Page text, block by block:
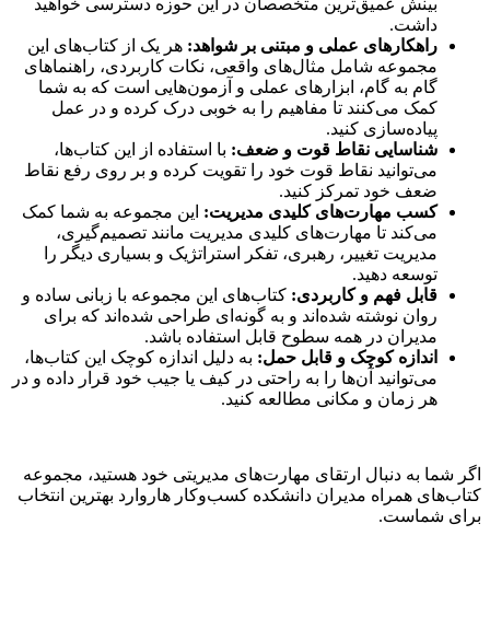
بینش عمیق‌ترین متخصصان در این حوزه دسترسی خواهید
داشت.
راهکارهای عملی و مبتنی بر شواهد: هر یک از کتاب‌های این
مجموعه شامل مثال‌های واقعی، نکات کاربردی، راهنماهای
گام به گام، ابزارهای عملی و آزمون‌هایی است که به شما
کمک می‌کنند تا مفاهیم را به خوبی درک کرده و در عمل
پیاده‌سازی کنید.
شناسایی نقاط قوت و ضعف: با استفاده از این کتاب‌ها،
می‌توانید نقاط قوت خود را تقویت کرده و بر روی رفع نقاط
ضعف خود تمرکز کنید.
کسب مهارت‌های کلیدی مدیریت: این مجموعه به شما کمک
می‌کند تا مهارت‌های کلیدی مدیریت مانند تصمیم‌گیری،
مدیریت تغییر، رهبری، تفکر استراتژیک و بسیاری دیگر را
توسعه دهید.
قابل فهم و کاربردی: کتاب‌های این مجموعه با زبانی ساده و
روان نوشته شده‌اند و به گونه‌ای طراحی شده‌اند که برای
مدیران در همه سطوح قابل استفاده باشد.
اندازه کوچک و قابل حمل: به دلیل اندازه کوچک این کتاب‌ها،
می‌توانید آن‌ها را به راحتی در کیف یا جیب خود قرار داده و در
هر زمان و مکانی مطالعه کنید.
اگر شما به دنبال ارتقای مهارت‌های مدیریتی خود هستید، مجموعه
کتاب‌های همراه مدیران دانشکده کسب‌وکار هاروارد بهترین انتخاب
برای شماست.